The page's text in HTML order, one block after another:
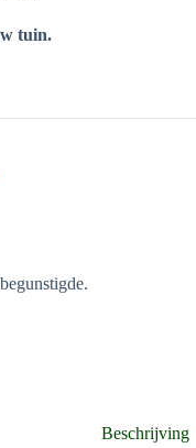
tuin.
Beschrijving